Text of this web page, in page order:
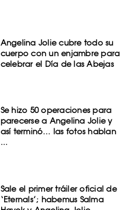
Angelina Jolie cubre todo su
cuerpo con un enjambre para
celebrar el Día de las Abejas
Se hizo 50 operaciones para
parecerse a Angelina Jolie y
así terminó… las fotos hablan
...
Sale el primer tráiler oficial de
‘Eternals’; habemus Salma